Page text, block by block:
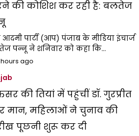
की कोशिश कर रही है: बलतेज
पार्टी (आप) पंजाब के मीडिया इंचार्ज
पन्नू ने शनिवार को कहा कि…
ago
की तियां में पहुंचीं डॉ. गुरप्रीत
मान, महिलाओं ने चुनाव की
पूछनी शुरू कर दी